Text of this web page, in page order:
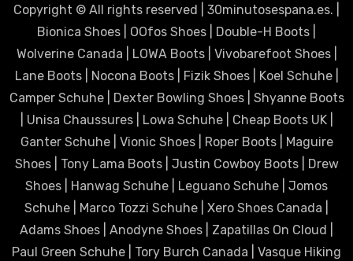
Copyright © All rights reserved 30minutosespana.es. |
Bionica Shoes
OOfos Shoes Double-H Boots
Wolverine Canada
LOWA Boots| Vivobarefoot Shoes|
Lane Boots| Nocona Boots| Fizik Shoes| Koel Schuhe|
Camper Schuhe| Dexter Bowling Shoes| Shyanne Boots
Unisa Chaussures| Lowa Schuhe| Cheap Boots UK
Ganter Schuhe
Vionic Shoes| Roper Boots| Maguire
Shoes| Tony Lama Boots| Justin Cowboy Boots| Drew
Shoes
Hanwag Schuhe Leguano Schuhe
Jomos
Schuhe
Marco Tozzi Schuhe Xero Shoes Canada
Adams Shoes
Anodyne Shoes Zapatillas On Cloud
Paul Green Schuhe
Tory Burch Canada Vasque Hiking